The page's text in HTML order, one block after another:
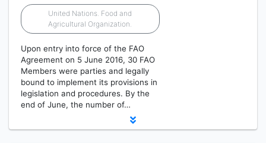
United Nations. Food and
Agricultural Organization.
Upon entry into force of the FAO
Agreement on 5 June 2016, 30 FAO
Members were parties and legally
bound to implement its provisions in
legislation and procedures. By the
end of June, the number of…